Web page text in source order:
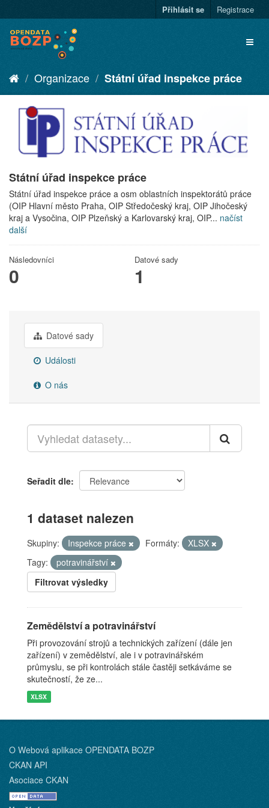
Přihlásit se Registrace
Organizace Státní úřad inspekce práce
Státní úřad inspekce práce
Státní úřad inspekce práce a osm oblastních inspektorátů práce
(OIP Hlavní město Praha, OIP Středočeský kraj, OIP Jihočeský
kraj a Vysočina, OIP Plzeňský a Karlovarský kraj, OIP... načíst
další
Následovníci
0
Datové sady
1
Datové sady
Události
O nás
Seřadit dle
1 dataset nalezen
Skupiny: Inspekce práce Formáty:
XLSX
Tagy:
potravinářství
Filtrovat výsledky
Zemědělství a potravinářství
Při provozování strojů a technických zařízení (dále jen
zařízení) v zemědělství, ale i v potravinářském
průmyslu, se při kontrolách stále častěji setkáváme se
skutečností, že ze...
XLSX
O Webová aplikace OPENDATA BOZP
CKAN API
Asociace CKAN